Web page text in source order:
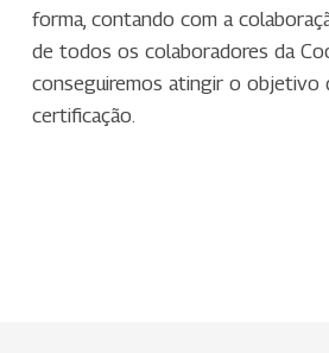
forma, contando com a
de todos os colaboradores da
conseguiremos atingir o objetivo
certificação.